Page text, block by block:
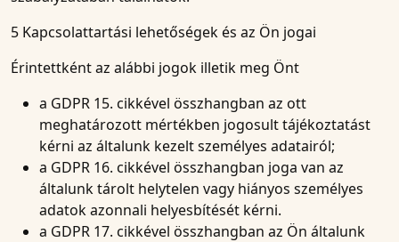
5 Kapcsolattartási lehetőségek és az Ön jogai
Érintettként az alábbi jogok illetik meg Önt
a GDPR 15. cikkével összhangban az ott
meghatározott mértékben jogosult tájékoztatást
kérni az általunk kezelt személyes adatairól;
a GDPR 16. cikkével összhangban joga van az
általunk tárolt helytelen vagy hiányos személyes
adatok azonnali helyesbítését kérni.
a GDPR 17. cikkével összhangban az Ön általunk